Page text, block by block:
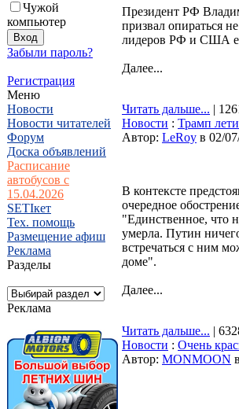
Чужой
компьютер
Забыли пароль?
Регистрация
Меню
Новости
Новости читателей
Форум
Доска объявлений
Расписание
автобусов с
15.04.2026
SETIкет
Тех. помощь
Размещение афиш
Реклама
Разделы
Реклама
Президент РФ
призвал опираться
лидеров РФ и США
Далее...
Читать дальше... |
Новости : Трамп
Автор: LeRoy в 02/
В контексте
очередное
"Единственное, что
умерла. Путин
встречаться с ним
доме".
Далее...
Читать дальше... |
Новости : Очень
Автор: MONMOON